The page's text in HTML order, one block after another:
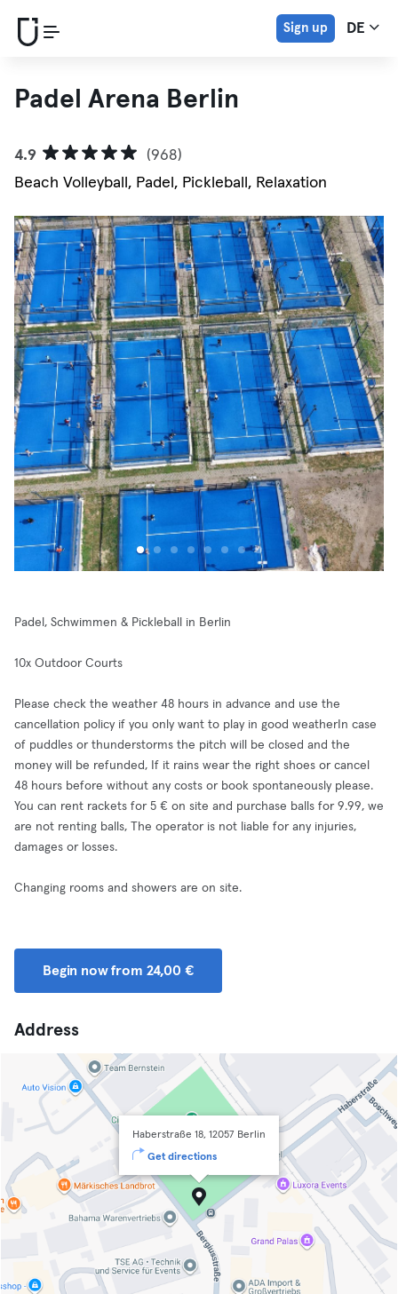
Sign up DE
Padel Arena Berlin
4.9
(968)
Beach Volleyball, Padel, Pickleball, Relaxation
Padel, Schwimmen & Pickleball in Berlin
10x Outdoor Courts
Please check the weather 48 hours in advance and use the
cancellation policy if you only want to play in good weatherIn case
of puddles or thunderstorms the pitch will be closed and the
money will be refunded, If it rains wear the right shoes or cancel
48 hours before without any costs or book spontaneously please.
You can rent rackets for 5 € on site and purchase balls for 9.99, we
are not renting balls, The operator is not liable for any injuries,
damages or losses.
Changing rooms and showers are on site.
Begin now from 24,00 €
Address
Haberstraße 18, 12057 Berlin
Get directions